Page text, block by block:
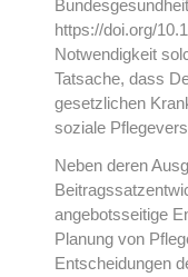
https://doi.org/
Notwendigkeit
Tatsache, dass
gesetzlichen
soziale
Neben deren
angebotsseitige
Planung von
Entscheidungen